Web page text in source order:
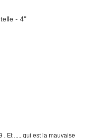
Et ..... qui est la mauvaise